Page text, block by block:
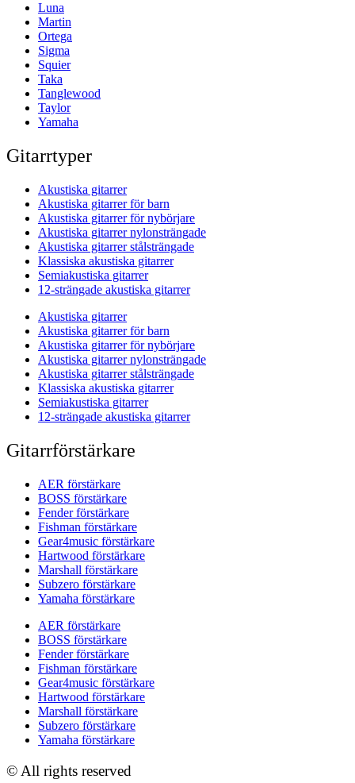
Luna
Martin
Ortega
Sigma
Squier
Taka
Tanglewood
Taylor
Yamaha
Gitarrtyper
Akustiska gitarrer
Akustiska gitarrer för barn
Akustiska gitarrer för nybörjare
Akustiska gitarrer nylonsträngade
Akustiska gitarrer stålsträngade
Klassiska akustiska gitarrer
Semiakustiska gitarrer
12-strängade akustiska gitarrer
Akustiska gitarrer
Akustiska gitarrer för barn
Akustiska gitarrer för nybörjare
Akustiska gitarrer nylonsträngade
Akustiska gitarrer stålsträngade
Klassiska akustiska gitarrer
Semiakustiska gitarrer
12-strängade akustiska gitarrer
Gitarrförstärkare
AER förstärkare
BOSS förstärkare
Fender förstärkare
Fishman förstärkare
Gear4music förstärkare
Hartwood förstärkare
Marshall förstärkare
Subzero förstärkare
Yamaha förstärkare
AER förstärkare
BOSS förstärkare
Fender förstärkare
Fishman förstärkare
Gear4music förstärkare
Hartwood förstärkare
Marshall förstärkare
Subzero förstärkare
Yamaha förstärkare
© All rights reserved